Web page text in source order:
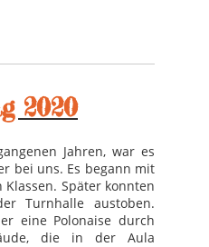
2020
Jahren, war es
bei uns. Es begann mit
Später konnten
Turnhalle austoben.
eine Polonaise durch
die in der Aula